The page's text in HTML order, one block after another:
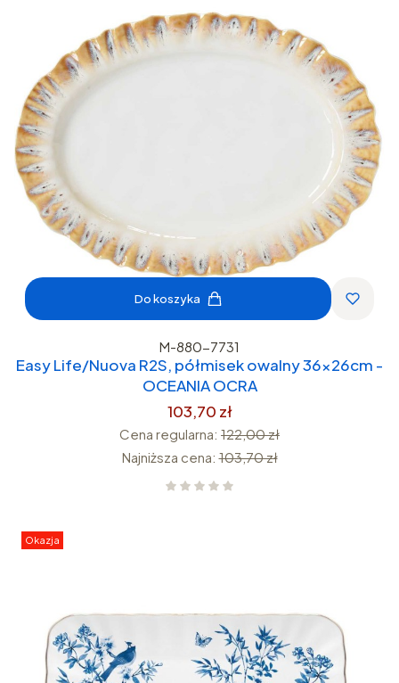
Do koszyka
M-880-7731
Easy Life/Nuova R2S, półmisek owalny 36x26cm -
OCEANIA OCRA
103,70 zł
Cena regularna: 122,00 zł
Najniższa cena: 103,70 zł
Okazja